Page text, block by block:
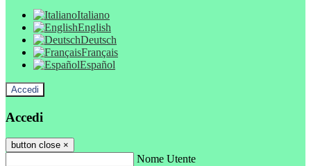
Italiano
English
Deutsch
Français
Español
Accedi
Accedi
button close ×
Nome Utente